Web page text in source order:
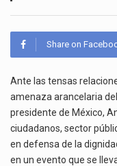
Share on
Ante las tensas
amenaza arancelaria
presidente de México,
ciudadanos, sector
en defensa de la
en un evento que se